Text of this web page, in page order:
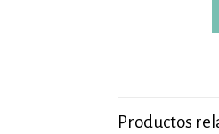
Productos